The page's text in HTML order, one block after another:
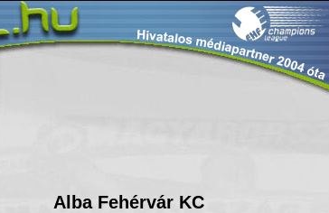
Alba Fehérvár KC